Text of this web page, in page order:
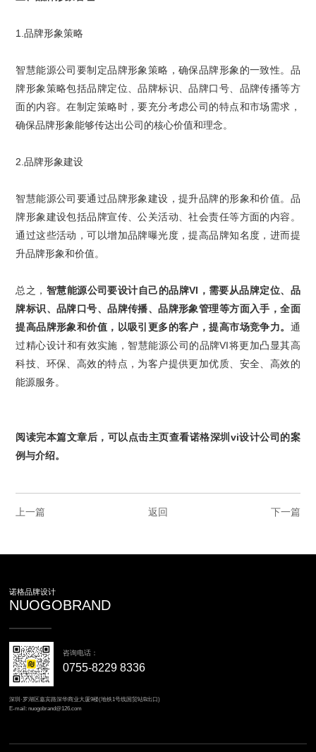
1.品牌形象策略
智慧能源公司要制定品牌形象策略，确保品牌形象的一致性。品
牌形象策略包括品牌定位、品牌标识、品牌口号、品牌传播等方
面的内容。在制定策略时，要充分考虑公司的特点和市场需求，
确保品牌形象能够传达出公司的核心价值和理念。
2.品牌形象建设
智慧能源公司要通过品牌形象建设，提升品牌的形象和价值。品
牌形象建设包括品牌宣传、公关活动、社会责任等方面的内容。
通过这些活动，可以增加品牌曝光度，提高品牌知名度，进而提
升品牌形象和价值。
总之， 智慧能源公司要设计自己的品牌VI ，需要从品牌定位、品
牌标识、品牌口号、品牌传播、品牌形象管理等方面入手，全面
提高品牌形象和价值，以吸引更多的客户，提高市场竞争力。 通
过精心设计和有效实施，智慧能源公司的品牌VI将更加凸显其高
科技、环保、高效的特点，为客户提供更加优质、安全、高效的
能源服务。
阅读完本篇文章后，可以 点击主页查看诺格深圳vi设计公司 的案
例与介绍。
上一篇 下一篇
返回
诺格品牌设计
NUOGOBRAND
咨询电话：
0755-8229 8336
深圳·罗湖区嘉宾路深华商业大厦9楼(地铁1号线国贸站B出口)
E-mail: nuogobrand@126.com